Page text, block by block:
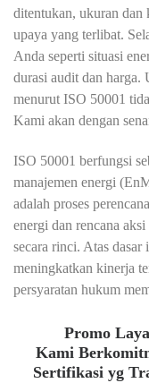
ditentukan, ukuran dan
upaya yang terlibat.
Anda seperti situasi
durasi audit dan harga.
menurut ISO 50001
Kami akan dengan
ISO 50001 berfungsi
manajemen energi
adalah proses
energi dan rencana
secara rinci. Atas dasar
meningkatkan kinerja
persyaratan hukum
Promo
Kami
Sertifikasi yg